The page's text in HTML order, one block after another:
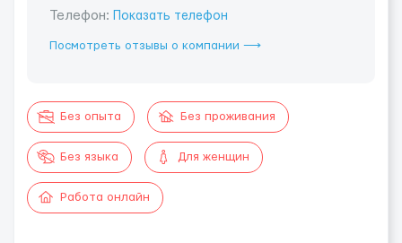
Телефон: Показать телефон
Посмотреть отзывы о компании ⟶
Без опыта Без проживания
Без языка Для женщин
Работа онлайн